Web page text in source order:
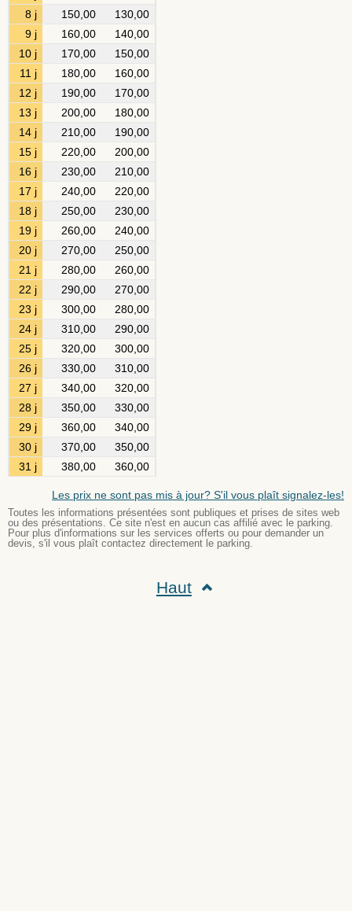
8 j
150,00
130,00
9 j
160,00
140,00
10 j
170,00
150,00
11 j
180,00
160,00
12 j
190,00
170,00
13 j
200,00
180,00
14 j
210,00
190,00
15 j
220,00
200,00
16 j
230,00
210,00
17 j
240,00
220,00
18 j
250,00
230,00
19 j
260,00
240,00
20 j
270,00
250,00
21 j
280,00
260,00
22 j
290,00
270,00
23 j
300,00
280,00
24 j
310,00
290,00
25 j
320,00
300,00
26 j
330,00
310,00
27 j
340,00
320,00
28 j
350,00
330,00
29 j
360,00
340,00
30 j
370,00
350,00
31 j
380,00 360,00
Les prix ne sont pas mis à jour? S'il vous plaît signalez-les!
Toutes les informations présentées sont publiques et prises de sites web
ou des présentations. Ce site n'est en aucun cas affilié avec le parking.
Pour plus d'informations sur les services offerts ou pour demander un
devis, s'il vous plaît contactez directement le parking.
Haut